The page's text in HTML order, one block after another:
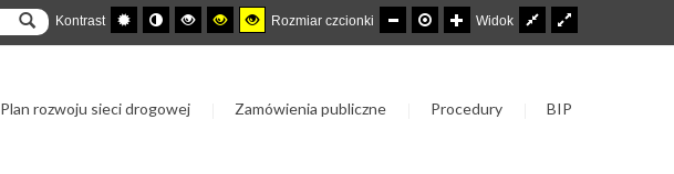
Kontrast Rozmiar czcionki Widok
Plan rozwoju sieci drogowej Zamówienia publiczne Procedury BIP